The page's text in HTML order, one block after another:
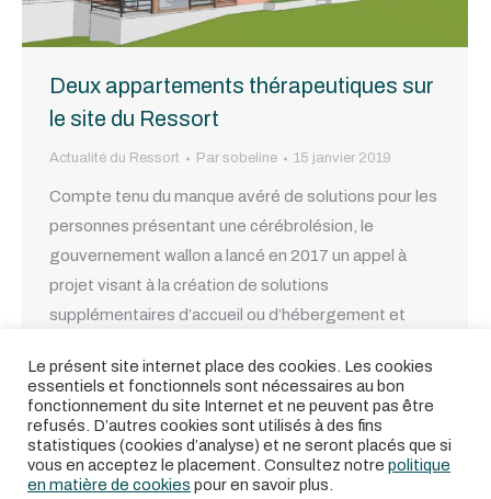
Deux appartements thérapeutiques sur
le site du Ressort
Actualité du Ressort Par sobeline 15 janvier 2019
Compte tenu du manque avéré de solutions pour les
personnes présentant une cérébrolésion, le
gouvernement wallon a lancé en 2017 un appel à
projet visant à la création de solutions
supplémentaires d’accueil ou d’hébergement et
d’urgence. Suite à cet appel, Le Ressort a rentré un
projet qui a été…
Le présent site internet place des cookies. Les cookies
essentiels et fonctionnels sont nécessaires au bon
fonctionnement du site Internet et ne peuvent pas être
refusés. D’autres cookies sont utilisés à des fins
statistiques (cookies d’analyse) et ne seront placés que si
vous en acceptez le placement. Consultez notre politique
en matière de cookies pour en savoir plus.